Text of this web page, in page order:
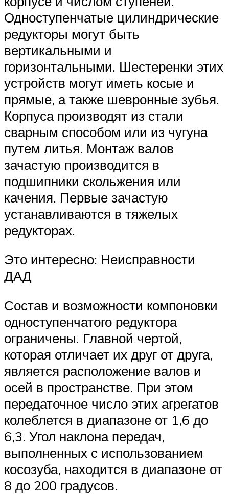
Одноступенчатые цилиндрические
редукторы могут быть
вертикальными и
горизонтальными. Шестеренки этих
устройств могут иметь косые и
прямые, а также шевронные зубья.
Корпуса производят из стали
сварным способом или из чугуна
путем литья. Монтаж валов
зачастую производится в
подшипники скольжения или
качения. Первые зачастую
устанавливаются в тяжелых
редукторах.
Это интересно: Неисправности
ДАД
Состав и возможности компоновки
одноступенчатого редуктора
ограничены. Главной чертой,
которая отличает их друг от друга,
является расположение валов и
осей в пространстве. При этом
передаточное число этих агрегатов
колеблется в диапазоне от 1,6 до
6,3. Угол наклона передач,
выполненных с использованием
косозуба, находится в диапазоне от
8 до 200 градусов.